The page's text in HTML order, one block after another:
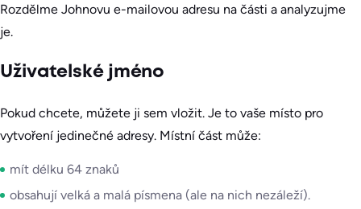
Rozdělme Johnovu e-mailovou adresu na části a analyzujme
je.
Uživatelské jméno
Pokud chcete, můžete ji sem vložit. Je to vaše místo pro
vytvoření jedinečné adresy. Místní část může:
mít délku 64 znaků
obsahují velká a malá písmena (ale na nich nezáleží).